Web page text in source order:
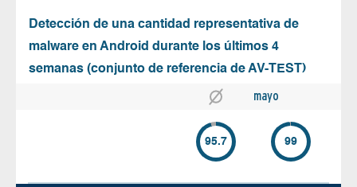
Detección de una cantidad representativa de
malware en Android durante los últimos 4
semanas (conjunto de referencia de AV-TEST)
mayo
95.7 99